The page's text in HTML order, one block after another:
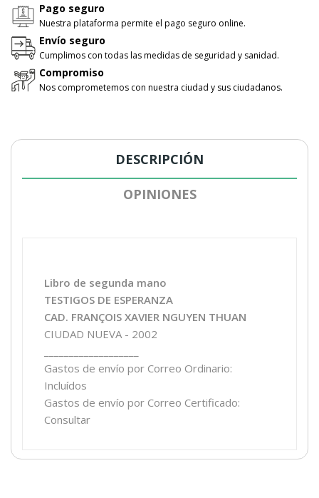
Pago seguro
Nuestra plataforma permite el pago seguro online.
Envío seguro
Cumplimos con todas las medidas de seguridad y sanidad.
Compromiso
Nos comprometemos con nuestra ciudad y sus ciudadanos.
DESCRIPCIÓN
OPINIONES
Libro de segunda mano
TESTIGOS DE ESPERANZA
CAD. FRANÇOIS XAVIER NGUYEN THUAN
CIUDAD NUEVA - 2002
Gastos de envío por Correo Ordinario:
Incluídos
Gastos de envío por Correo Certificado:
Consultar